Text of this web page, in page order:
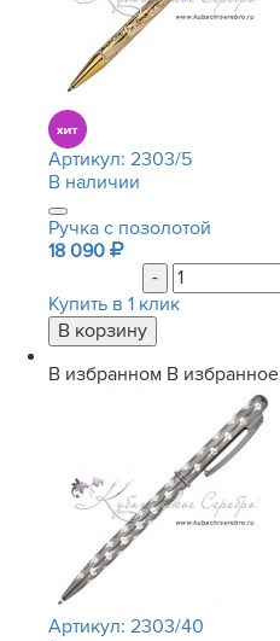
Артикул: 2303/5
В наличии
Ручка с позолотой
18 090
-
Купить в 1 клик
В избранном В избранное
Артикул: 2303/40